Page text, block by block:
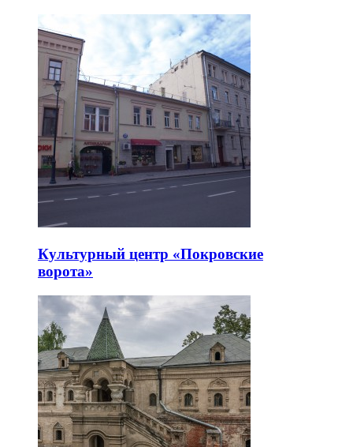
Культурный центр «Покровские
ворота»